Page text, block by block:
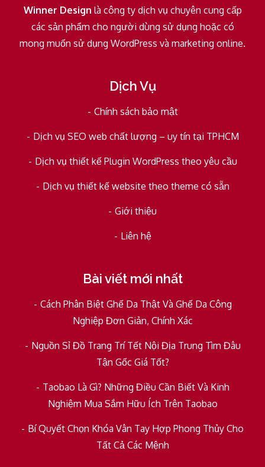
Winner Design là công ty dịch vụ chuyên cung cấp
các sản phẩm cho người dùng sử dụng hoặc có
mong muốn sử dụng WordPress và marketing online.
Dịch Vụ
Chính sách bảo mật
Dịch vụ SEO web chất lượng – uy tín tại TPHCM
Dịch vụ thiết kế Plugin WordPress theo yêu cầu
Dịch vụ thiết kế website theo theme có sẵn
Giới thiệu
Liên hệ
Bài viết mới nhất
Cách Phân Biệt Ghế Da Thật Và Ghế Da Công
Nghiệp Đơn Giản, Chính Xác
Nguồn Sỉ Đồ Trang Trí Tết Nội Địa Trung Tìm Đâu
Tận Gốc Giá Tốt?
Taobao Là Gì? Những Điều Cần Biết Và Kinh
Nghiệm Mua Sắm Hữu Ích Trên Taobao
Bí Quyết Chọn Khóa Vân Tay Hợp Phong Thủy Cho
Tất Cả Các Mệnh